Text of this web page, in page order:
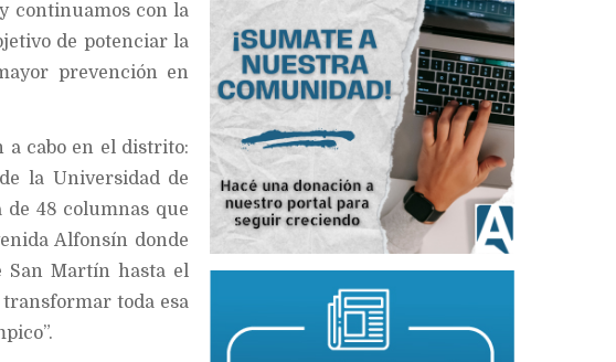
continuamos con la
de potenciar la
prevención en
a cabo en el distrito:
la Universidad de
de 48 columnas que
Alfonsín donde
San Martín hasta el
toda esa